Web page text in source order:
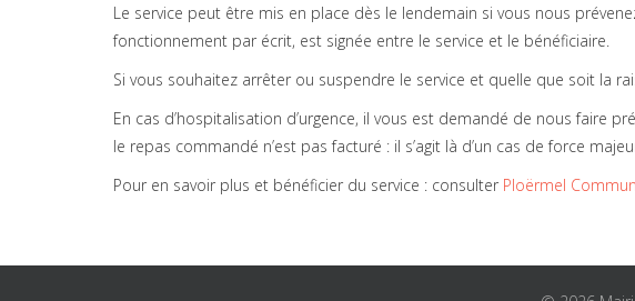
Le service peut être mis en place dès le lendemain si vous nous
fonctionnement par écrit, est signée entre le service et le bénéficiaire.
Si vous souhaitez arrêter ou suspendre le service et quelle que soit la
En cas d’hospitalisation d’urgence, il vous est demandé de nous faire
le repas commandé n’est pas facturé : il s’agit là d’un cas de force
Pour en savoir plus et bénéficier du service : consulter Ploërmel